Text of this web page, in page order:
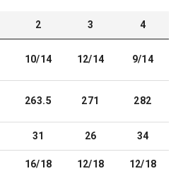
2 3 4
10/14 12/14 9/14
263.5 271 282
31 26 34
16/18 12/18 12/18